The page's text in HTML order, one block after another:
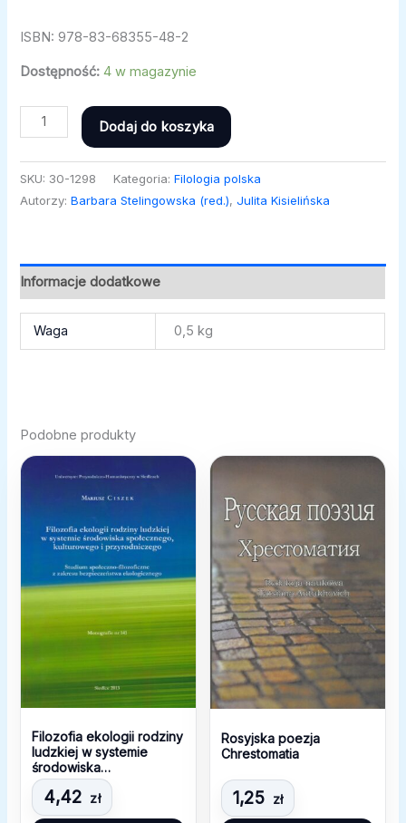
ISBN: 978-83-68355-48-2
Dostępność: 4 w magazynie
Dodaj do koszyka
SKU: 30-1298 Kategoria:Filologia polska
Autorzy:Barbara Stelingowska (red.),Julita Kisielińska
Informacje dodatkowe
Waga 0,5 kg
Podobne produkty
Filozofia ekologii rodziny
ludzkiej w systemie
środowiska
społecznego,
kulturowego i
przyrodniczego
4,42 zł
Rosyjska poezja
Chrestomatia
1,25 zł